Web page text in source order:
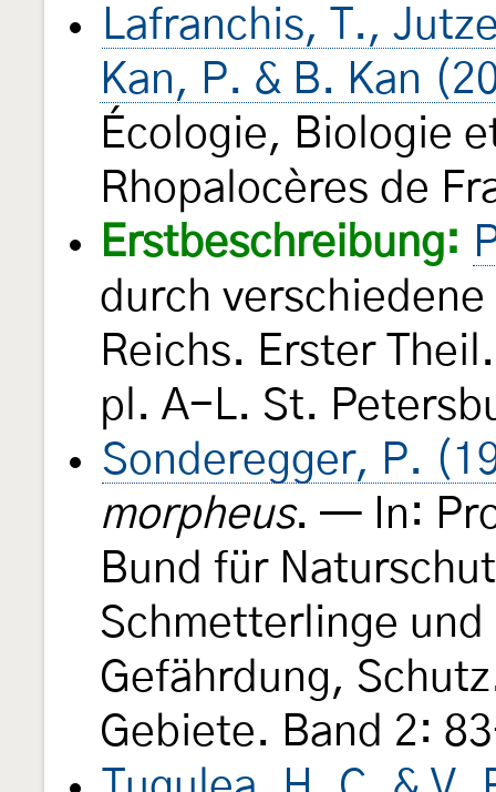
Lafranchis, T.,
Kan, P. & B. Kan
Écologie, Biologie
Rhopalocères de
Erstbeschreibung:
durch
Reichs. Erster
pl. A-L. St.
Sonderegger, P.
morpheus. — In:
Bund für
Schmetterlinge
Gefährdung,
Gebiete. Band 2: